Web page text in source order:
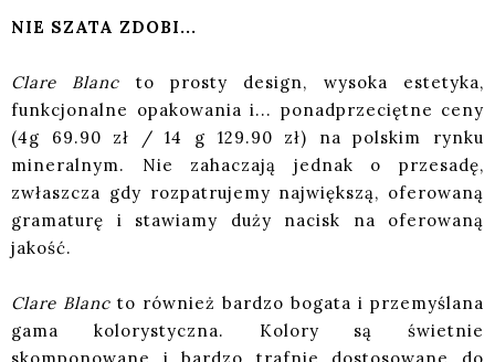
NIE SZATA ZDOBI...
Clare Blanc to prosty design, wysoka estetyka,
funkcjonalne opakowania i... ponadprzeciętne ceny
(4g 69.90 zł / 14 g 129.90 zł) na polskim rynku
mineralnym. Nie zahaczają jednak o przesadę,
zwłaszcza gdy rozpatrujemy największą, oferowaną
gramaturę i stawiamy duży nacisk na oferowaną
jakość.
Clare Blanc to również bardzo bogata i przemyślana
gama kolorystyczna. Kolory są świetnie